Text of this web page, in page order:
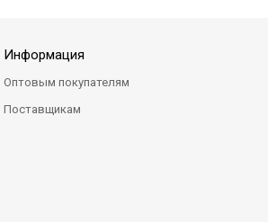
Информация
Оптовым покупателям
Поставщикам